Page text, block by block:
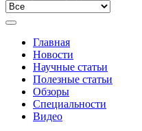
Главная
Новости
Научные статьи
Полезные статьи
Обзоры
Специальности
Видео